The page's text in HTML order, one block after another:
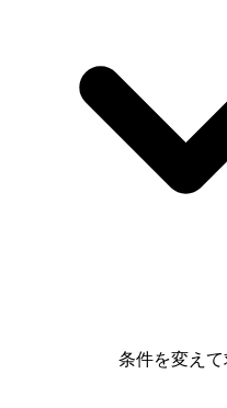
条件を変え